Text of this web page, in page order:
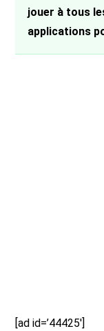
jouer à tous
applications
[ad id=’44425′]